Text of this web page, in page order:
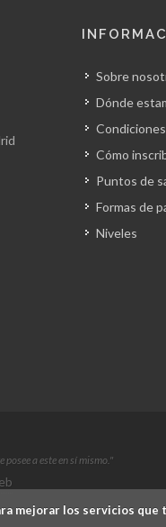
Sobre
Dónde
Cómo
Puntos de
Formas de
Niveles
a este en sí mismo."
mejorar los servicios que